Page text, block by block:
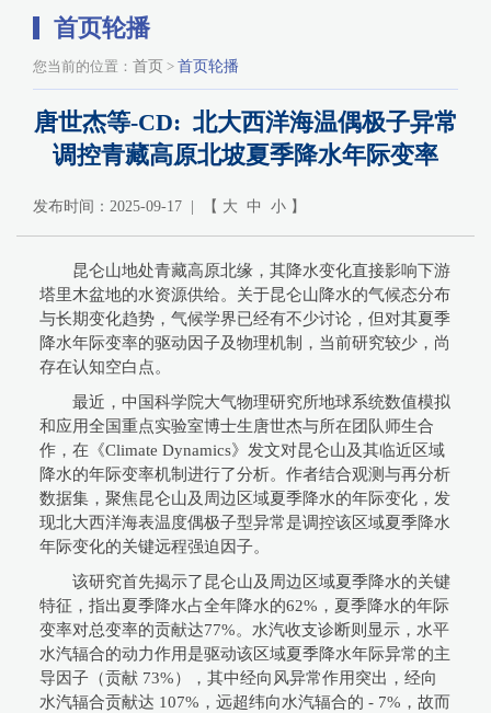
首页轮播
您当前的位置： 首页 > 首页轮播
唐世杰等-CD: 北大西洋海温偶极子异常
调控青藏高原北坡夏季降水年际变率
发布时间：2025-09-17 | 【 大 中 小 】
昆仑山地处青藏高原北缘，其降水变化直接影响下游
塔里木盆地的水资源供给。关于昆仑山降水的气候态分布
与长期变化趋势，气候学界已经有不少讨论，但对其夏季
降水年际变率的驱动因子及物理机制，当前研究较少，尚
存在认知空白点。
最近，中国科学院大气物理研究所地球系统数值模拟
和应用全国重点实验室博士生唐世杰与所在团队师生合
作，在《Climate Dynamics》发文对昆仑山及其临近区域
降水的年际变率机制进行了分析。作者结合观测与再分析
数据集，聚焦昆仑山及周边区域夏季降水的年际变化，发
现北大西洋海表温度偶极子型异常是调控该区域夏季降水
年际变化的关键远程强迫因子。
该研究首先揭示了昆仑山及周边区域夏季降水的关键
特征，指出夏季降水占全年降水的62%，夏季降水的年际
变率对总变率的贡献达77%。水汽收支诊断则显示，水平
水汽辐合的动力作用是驱动该区域夏季降水年际异常的主
导因子（贡献 73%），其中经向风异常作用突出，经向
水汽辐合贡献达 107%，远超纬向水汽辐合的 - 7%，故而